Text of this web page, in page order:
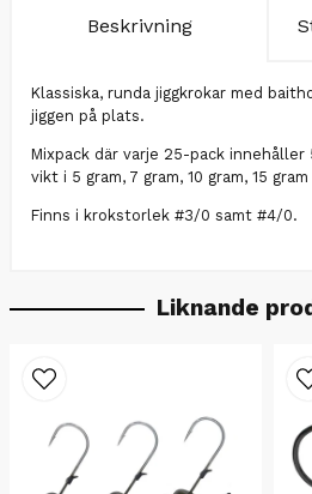
Beskrivning
Klassiska, runda jiggkrokar med
jiggen på plats.
Mixpack där varje 25-pack
vikt i 5 gram, 7 gram, 10 gram, 15
Finns i krokstorlek #3/0 samt #4/0.
Liknande